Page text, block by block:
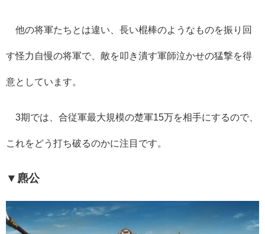
他の将軍たちとは違い、長い棍棒のようなものを振り回
す怪力自慢の将軍で、敵を叩き潰す軍師泣かせの猛撃を得
意としています。
3期では、合従軍最大規模の楚軍15万を相手にするので、
これをどう打ち破るのかに注目です。
▼麃公